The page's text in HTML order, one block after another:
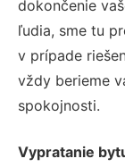
dokončenie
ľudia, sme tu
v prípade
vždy berieme
spokojnosti.
Vypratanie